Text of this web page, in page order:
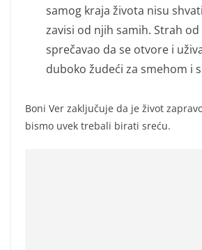
samog kraja života nisu
zavisi od njih samih. Strah
sprečavao da se otvore i
duboko žudeći za smehom i
Boni Ver zaključuje da je život
bismo uvek trebali birati sreću.